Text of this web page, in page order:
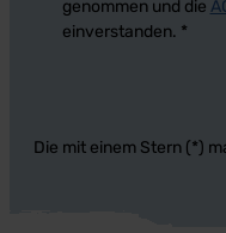
genommen und die
einverstanden. *
Die mit einem Stern (*)